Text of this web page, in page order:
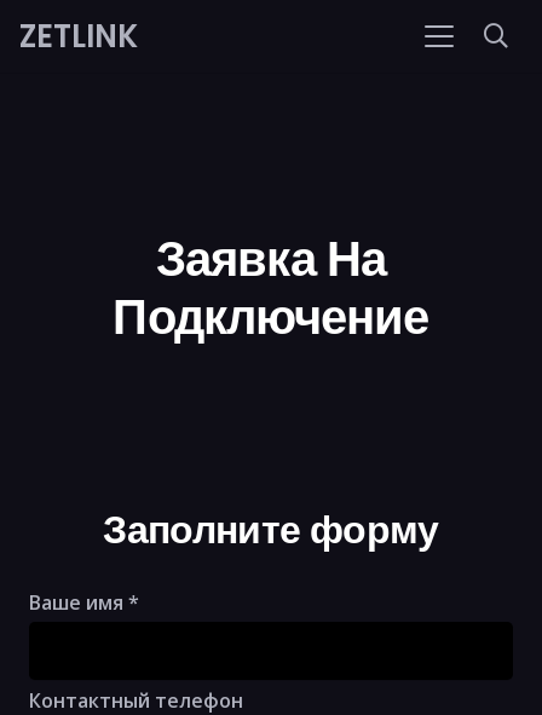
ZETLINK
Заявка На
Подключение
Заполните форму
Ваше имя *
Контактный телефон